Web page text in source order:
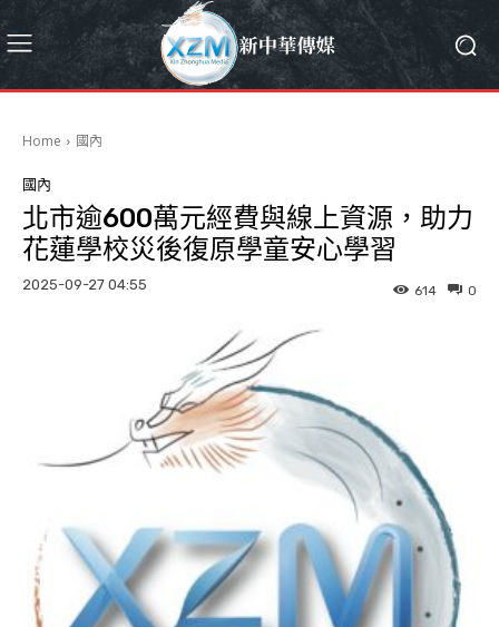
Home 國內
國內
北市逾600萬元經費與線上資源，助力
花蓮學校災後復原學童安心學習
2025-09-27 04:55 0
614